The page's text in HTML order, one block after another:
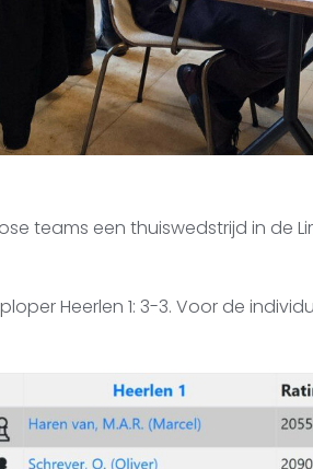
teams een thuiswedstrijd in de
Heerlen 1: 3-3. Voor de